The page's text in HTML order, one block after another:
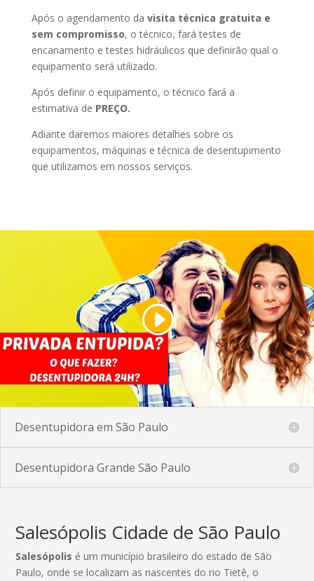
Após o agendamento da visita técnica gratuita e
sem compromisso, o técnico, fará testes de
encanamento e testes hidráulicos que definirão qual o
equipamento será utilizado.
Após definir o equipamento, o técnico fará a
estimativa de PREÇO.
Adiante daremos maiores detalhes sobre os
equipamentos, máquinas e técnica de desentupimento
que utilizamos em nossos serviços.
Desentupidora em São Paulo
Desentupidora Grande São Paulo
Salesópolis Cidade de São Paulo
Salesópolis é um município brasileiro do estado de São
Paulo, onde se localizam as nascentes do rio Tietê, o